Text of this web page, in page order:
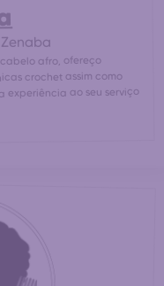
afro, ofereço
crochet assim como
experiência ao seu serviço